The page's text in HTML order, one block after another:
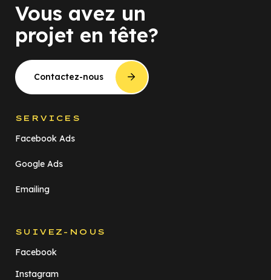
Vous avez un
projet en tête?
Contactez-nous
SERVICES
Facebook Ads
Google Ads
Emailing
SUIVEZ-NOUS
Facebook
Instagram